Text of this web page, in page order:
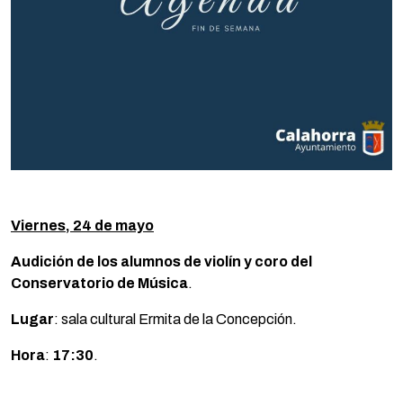
Viernes, 24 de mayo
Audición de los alumnos de violín y coro del
Conservatorio de Música.
Lugar: sala cultural Ermita de la Concepción.
Hora: 17:30.